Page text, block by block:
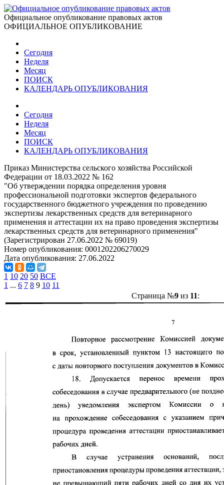
Официальное опубликование правовых актов
ОФИЦИАЛЬНОЕ ОПУБЛИКОВАНИЕ
Сегодня
Неделя
Месяц
ПОИСК
КАЛЕНДАРЬ ОПУБЛИКОВАНИЯ
Сегодня
Неделя
Месяц
ПОИСК
КАЛЕНДАРЬ ОПУБЛИКОВАНИЯ
Приказ Министерства сельского хозяйства Российской
Федерации от 18.03.2022 № 162
"Об утверждении порядка определения уровня
профессиональной подготовки экспертов федерального
государственного бюджетного учреждения по проведению
экспертизы лекарственных средств для ветеринарного
применения и аттестации их на право проведения экспертизы
лекарственных средств для ветеринарного применения"
(Зарегистрирован 27.06.2022 № 69019)
Номер опубликования: 0001202206270029
Дата опубликования: 27.06.2022
1 10 20 50 ВСЕ
1 ... 6 7 8 9 10 11
Страница №9 из 11: